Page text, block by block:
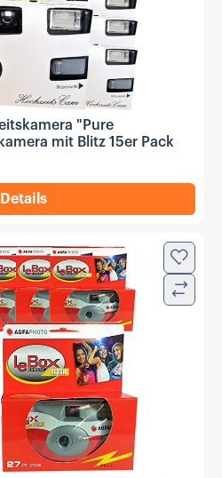
"Pure
mit Blitz 15er Pack
Details
,PHOTO PORST
Zur